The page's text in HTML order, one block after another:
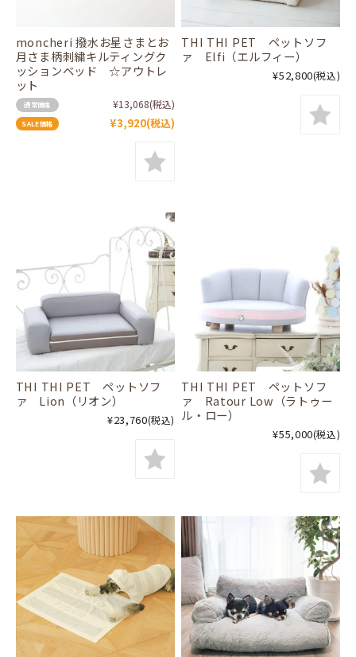
moncheri 撥水お星さまとお
月さま柄刺繍キルティングク
ッションベッド ☆アウトレ
ット
通常価格 ¥13,068(税込)
SALE価格 ¥3,920(税込)
THI THI PET ペットソフ
ァ Elfi（エルフィー）
¥52,800(税込)
THI THI PET ペットソフ
ァ Lion（リオン）
¥23,760(税込)
THI THI PET ペットソフ
ァ Ratour Low（ラトゥー
ル・ロー）
¥55,000(税込)